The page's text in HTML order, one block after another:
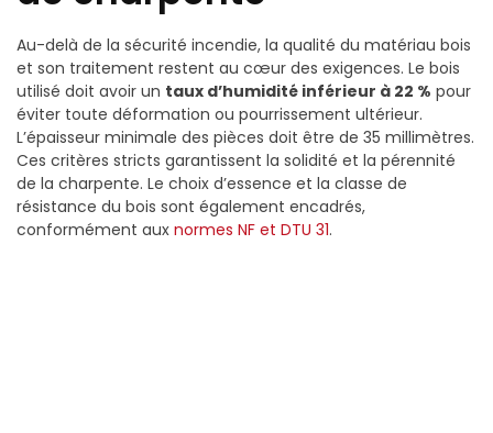
Au-delà de la sécurité incendie, la qualité du matériau bois
et son traitement restent au cœur des exigences. Le bois
utilisé doit avoir un taux d’humidité inférieur à 22 % pour
éviter toute déformation ou pourrissement ultérieur.
L’épaisseur minimale des pièces doit être de 35 millimètres.
Ces critères stricts garantissent la solidité et la pérennité
de la charpente. Le choix d’essence et la classe de
résistance du bois sont également encadrés,
conformément aux normes NF et DTU 31.